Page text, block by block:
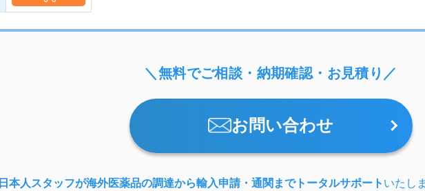
＼無料でご相談・納期確認・お見積り／
お問い合わせ
日本人スタッフが海外医薬品の調達から輸入申請・通関までトータルサポート いたし